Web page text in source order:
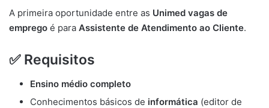
A primeira oportunidade entre as Unimed vagas de
emprego é para Assistente de Atendimento ao Cliente.
✅ Requisitos
Ensino médio completo
Conhecimentos básicos de informática (editor de